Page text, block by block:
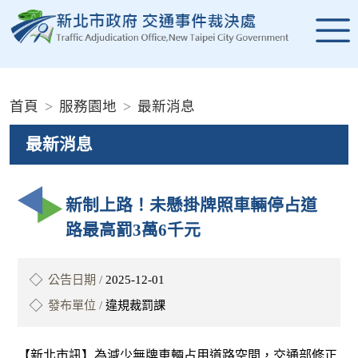
進入內容區塊
首頁 服務園地 最新消息
最新消息
新制上路！未懸掛牌照車輛停占道
路最高罰3萬6千元
公告日期 / 2025-12-01
發布單位 / 違規裁罰課
【新北市訊】為減少無牌車輛占用道路空間，交通部修正